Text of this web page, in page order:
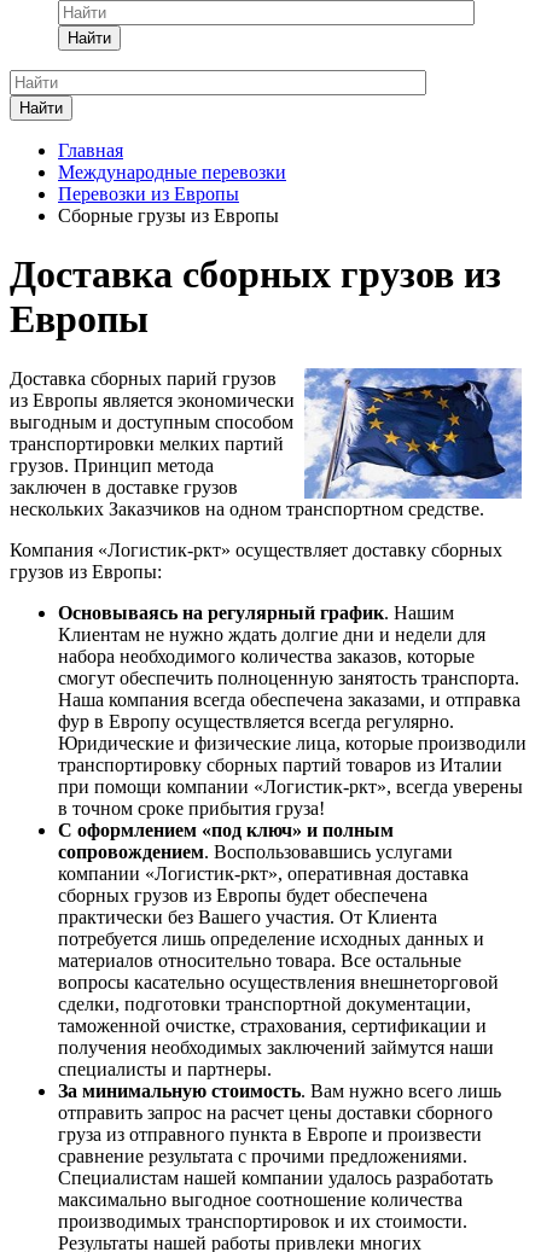
Найти
Найти
Главная
Международные перевозки
Перевозки из Европы
Сборные грузы из Европы
Доставка сборных грузов из
Европы
Доставка сборных парий грузов
из Европы является экономически
выгодным и доступным способом
транспортировки мелких партий
грузов. Принцип метода
заключен в доставке грузов
нескольких Заказчиков на одном транспортном средстве.
Компания «Логистик-ркт» осуществляет доставку сборных
грузов из Европы:
Основываясь на регулярный график. Нашим
Клиентам не нужно ждать долгие дни и недели для
набора необходимого количества заказов, которые
смогут обеспечить полноценную занятость транспорта.
Наша компания всегда обеспечена заказами, и отправка
фур в Европу осуществляется всегда регулярно.
Юридические и физические лица, которые производили
транспортировку сборных партий товаров из Италии
при помощи компании «Логистик-ркт», всегда уверены
в точном сроке прибытия груза!
С оформлением «под ключ» и полным
сопровождением. Воспользовавшись услугами
компании «Логистик-ркт», оперативная доставка
сборных грузов из Европы будет обеспечена
практически без Вашего участия. От Клиента
потребуется лишь определение исходных данных и
материалов относительно товара. Все остальные
вопросы касательно осуществления внешнеторговой
сделки, подготовки транспортной документации,
таможенной очистке, страхования, сертификации и
получения необходимых заключений займутся наши
специалисты и партнеры.
За минимальную стоимость. Вам нужно всего лишь
отправить запрос на расчет цены доставки сборного
груза из отправного пункта в Европе и произвести
сравнение результата с прочими предложениями.
Специалистам нашей компании удалось разработать
максимально выгодное соотношение количества
производимых транспортировок и их стоимости.
Результаты нашей работы привлеки многих